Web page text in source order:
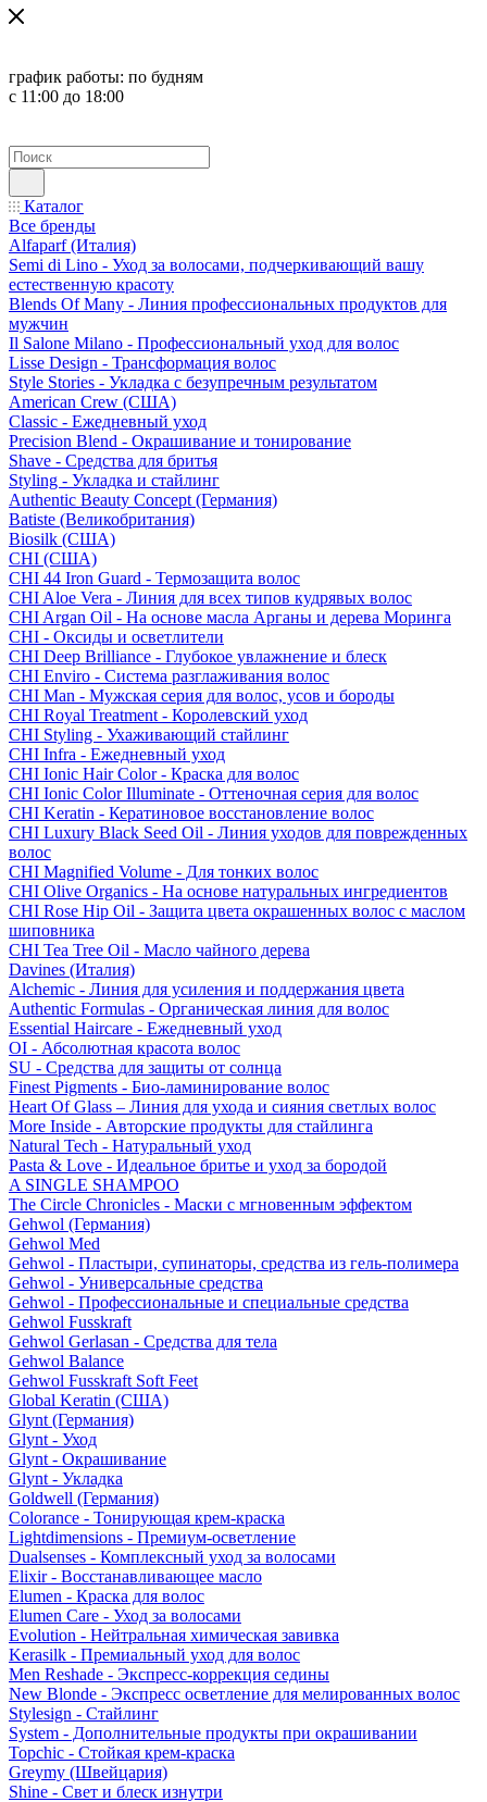
график работы: по будням
с 11:00 до 18:00
Каталог
Все бренды
Alfaparf (Италия)
Semi di Lino - Уход за волосами, подчеркивающий вашу
естественную красоту
Blends Of Many - Линия профессиональных продуктов для
мужчин
Il Salone Milano - Профессиональный уход для волос
Lisse Design - Трансформация волос
Style Stories - Укладка с безупречным результатом
American Crew (США)
Classic - Ежедневный уход
Precision Blend - Окрашивание и тонирование
Shave - Средства для бритья
Styling - Укладка и стайлинг
Authentic Beauty Concept (Германия)
Batiste (Великобритания)
Biosilk (США)
CHI (США)
CHI 44 Iron Guard - Термозащита волос
CHI Aloe Vera - Линия для всех типов кудрявых волос
CHI Argan Oil - На основе масла Арганы и дерева Моринга
CHI - Оксиды и осветлители
CHI Deep Brilliance - Глубокое увлажнение и блеск
CHI Enviro - Система разглаживания волос
CHI Man - Мужская серия для волос, усов и бороды
CHI Royal Treatment - Королевский уход
CHI Styling - Ухаживающий стайлинг
CHI Infra - Ежедневный уход
CHI Ionic Hair Color - Краска для волос
CHI Ionic Color Illuminate - Оттеночная серия для волос
CHI Keratin - Кератиновое восстановление волос
CHI Luxury Black Seed Oil - Линия уходов для поврежденных
волос
CHI Magnified Volume - Для тонких волос
CHI Olive Organics - На основе натуральных ингредиентов
CHI Rose Hip Oil - Защита цвета окрашенных волос с маслом
шиповника
CHI Tea Tree Oil - Масло чайного дерева
Davines (Италия)
Alchemic - Линия для усиления и поддержания цвета
Authentic Formulas - Органическая линия для волос
Essential Haircare - Eжедневный уход
OI - Абсолютная красота волос
SU - Средства для защиты от солнца
Finest Pigments - Био-ламинирование волос
Heart Of Glass – Линия для ухода и сияния светлых волос
More Inside - Авторские продукты для стайлинга
Natural Tech - Натуральный уход
Pasta & Love - Идеальное бритье и уход за бородой
A SINGLE SHAMPOO
The Circle Chronicles - Маски с мгновенным эффектом
Gehwol (Германия)
Gehwol Med
Gehwol - Пластыри, супинаторы, средства из гель-полимера
Gehwol - Универсальные средства
Gehwol - Профессиональные и специальные средства
Gehwol Fusskraft
Gehwol Gerlasan - Средства для тела
Gehwol Balance
Gehwol Fusskraft Soft Feet
Global Keratin (США)
Glynt (Германия)
Glynt - Уход
Glynt - Окрашивание
Glynt - Укладка
Goldwell (Германия)
Colorance - Тонирующая крем-краска
Lightdimensions - Премиум-осветление
Dualsenses - Комплексный уход за волосами
Elixir - Восстанавливающее масло
Elumen - Краска для волос
Elumen Care - Уход за волосами
Evolution - Нейтральная химическая завивка
Kerasilk - Премиальный уход для волос
Men Reshade - Экспресс-коррекция седины
New Blonde - Экспресс осветление для мелированных волос
Stylesign - Стайлинг
System - Дополнительные продукты при окрашивании
Topchic - Стойкая крем-краска
Greymy (Швейцария)
Shine - Свет и блеск изнутри